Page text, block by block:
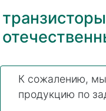
К сожалению, мы
продукцию по